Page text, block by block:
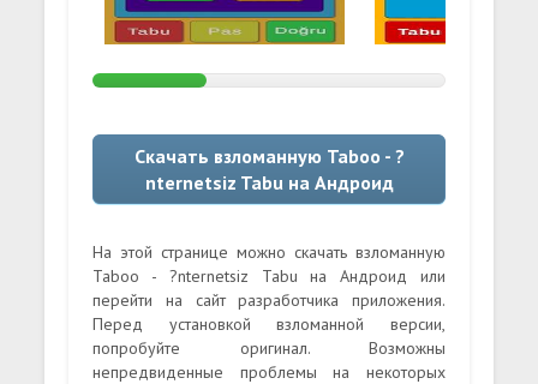
Скачать взломанную Taboo - ?
nternetsiz Tabu на Андроид
На этой странице можно скачать взломанную
Taboo - ?nternetsiz Tabu на Андроид или
перейти на сайт разработчика приложения.
Перед установкой взломанной версии,
попробуйте оригинал. Возможны
непредвиденные проблемы на некоторых